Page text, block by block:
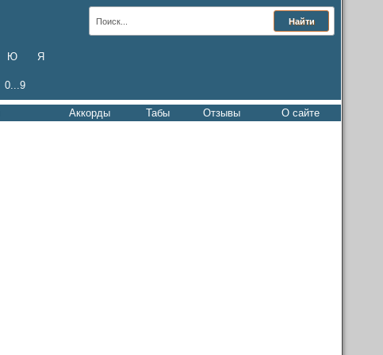
Ю Я
0...9
Аккорды Табы Отзывы О сайте